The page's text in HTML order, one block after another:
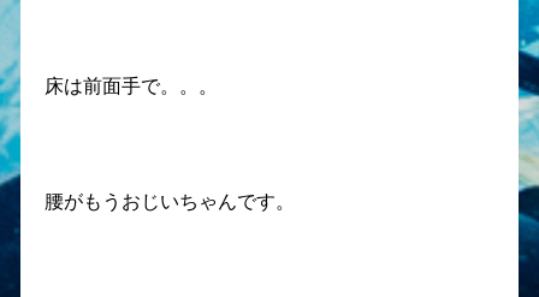
床は前面手で。。。
腰がもうおじいちゃんです。